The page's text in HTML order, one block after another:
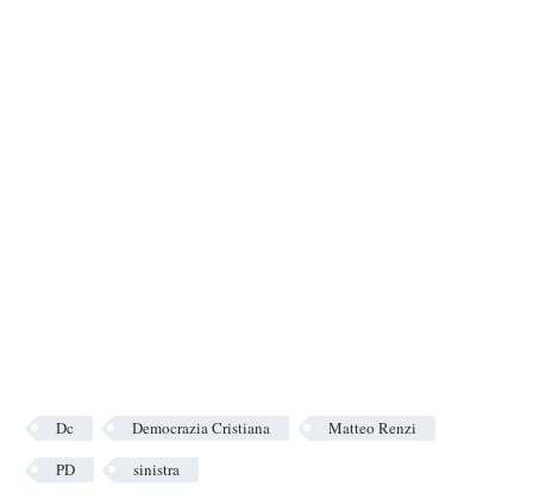
Dc Democrazia Cristiana
Matteo Renzi
PD
sinistra